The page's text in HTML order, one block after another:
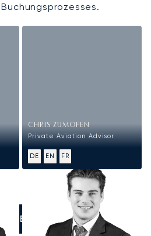
CHRIS ZUMOFEN
Private Aviation Advisor
DE EN FR
SIE UNS AN